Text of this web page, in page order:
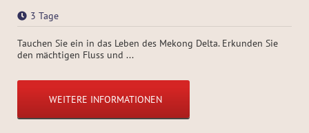
3 Tage
Tauchen Sie ein in das Leben des Mekong Delta. Erkunden Sie
den mächtigen Fluss und ...
WEITERE INFORMATIONEN